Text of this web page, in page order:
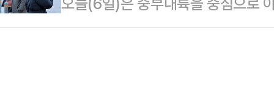
등 매년 1만3000여명을 웃돌고
의를 받는 유튜버 웅이에게 원심과
시간 사회봉사를 선고했다. 지난
는 등 여전히 추운 날씨가 이어지